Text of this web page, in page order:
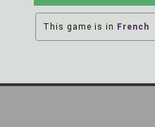
This game is in French